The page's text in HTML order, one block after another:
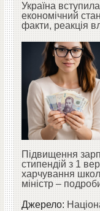
Україна
економічний
факти, реакція
Підвищення
стипендій з 1
харчування
міністр –
Джерело: